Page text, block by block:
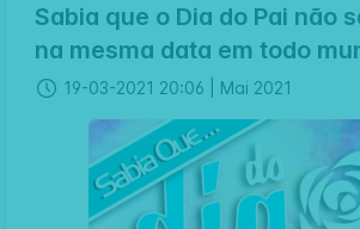
Sabia que o Dia do Pai não
na mesma data em todo
19-03-2021 20:06 | Mai 2021